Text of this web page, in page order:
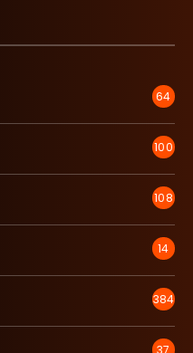
64
100
108
14
384
37